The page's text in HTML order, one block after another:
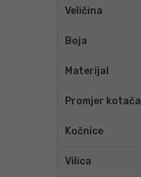
Veličina
Boja
Materijal
Promjer kotača
Kočnice
Vilica